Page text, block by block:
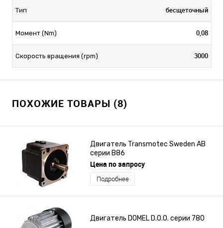
Тип бесщеточный
Момент (Nm) 0,08
Скорость вращения (rpm) 3000
ПОХОЖИЕ ТОВАРЫ (8)
Двигатель Transmotec Sweden AB
серии B86
Цена по запросу
Подробнее
Двигатель DOMEL D.O.O. серии 780